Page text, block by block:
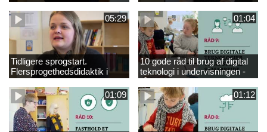
fransk og tysk
05:29
Tidligere sprogstart.
Flersprogethedsdidaktik i
engelsk
01:04
10 gode råd til brug af digital
teknologi i undervisningen -
råd 9
01:09
01:12